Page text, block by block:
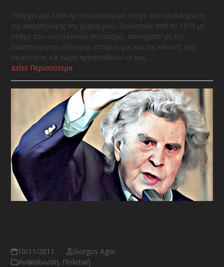
Υπάρχει μια διεθνής συνωμοσία με στόχο την ολοκλήρωση
της καταστροφής της χώρας μου. Ξεκίνησαν από το 1975 με
στόχο τον νεοελληνικό πολιτισμό, συνέχισαν με την
διαστροφή της νεότερης ιστορίας μας και της εθνικής μας
ταυτότητας και τώρα προσπαθούν να μας…
Δείτε Περισσότερα
10/11/2011
Giorgos Agor.
Ανακοίνωση, Πολιτική